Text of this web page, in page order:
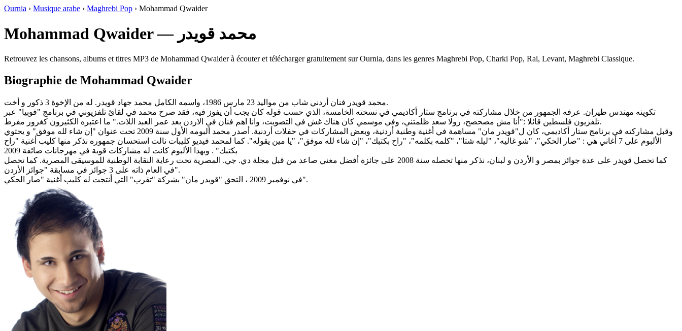
Ournia › Musique arabe › Maghrebi Pop › Mohammad Qwaider
Mohammad Qwaider — محمد قويدر
Retrouvez les chansons, albums et titres MP3 de Mohammad Qwaider à écouter et télécharger gratuitement sur Ournia, dans les genres Maghrebi Pop, Charki Pop, Rai, Levant, Maghrebi Classique.
Biographie de Mohammad Qwaider
محمد قويدر فنان أردني شاب من مواليد 23 مارس 1986، واسمه الكامل محمد جهاد قويدر. له من الإخوة 3 ذكور و أخت.
تكوينه مهندس طيران. عرفه الجمهور من خلال مشاركته في برنامج ستار أكاديمي في نسخته الخامسة، الذي حسب قوله كان يجب أن يفوز فيه، فقد صرح محمد في لقائ تلفزيوني في برنامج "فوبيا" عبر
تلفزيون فلسطين قائلا :"أنا مش مصحصح، رولا سعد ظلمتني، وفي موسمي كان هناك غش في التصويت، وانا اهم فنان في الاردن بعد عمر العبد اللات." ما اعتبره الكثيرون كغرور مفرط.
وقبل مشاركته في برنامج ستار أكاديمي، كان ل"قويدر مان" مساهمة في أغنية وطنية أردنية، وبعض المشاركات في حفلات أردنية. أصدر محمد ألبومه الأول سنة 2009 تحت عنوان "إن شاء لله موفق" و يحتوي
الألبوم على 7 أغاني هي : "صار الحكي"، "شو غاليه"، "ليله شتا"، "كلمه بكلمه"، "راح بكتبك"، "إن شاء لله موفق"، "يا مين يقوله". كما لمحمد فيديو كليبات نالت استحسان جمهوره نذكر منها كليب أغنية "راح
بكتبك" . وبهذا الألبوم كانت له مشاركات قوية في مهرجانات صائفة 2009
كما تحصل قويدر على عدة جوائز بمصر و الأردن و لبنان، نذكر منها تحصله سنة 2008 على جائزة أفضل مغني صاعد من قبل مجلة دي. جي. المصرية تحت رعاية النقابة الوطنية للموسيقى المصرية. كما تحصل
في العام ذاته على 3 جوائز في مسابقة "جوائز الأردن".
في نوفمبر 2009 ، التحق "قويدر مان" بشركة "تقرب" التي أنتجت له كليب أغنية "صار الحكي".